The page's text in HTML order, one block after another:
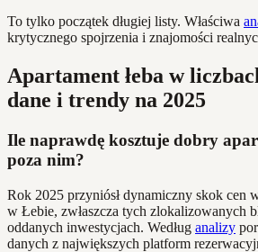
To tylko początek długiej listy. Właściwa
krytycznego spojrzenia i znajomości
Apartament łeba w
dane i trendy na 2025
Ile naprawdę kosztuje dobry
poza nim?
Rok 2025 przyniósł dynamiczny skok cen
w Łebie, zwłaszcza tych zlokalizowanych
oddanych inwestycjach. Według analizy
danych z największych platform